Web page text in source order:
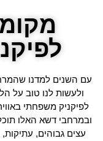
עם השנים למדנו
ולעשות לנו טוב על
לפיקניק משפחתי
ובמרחבי דשא האלו
עצים גבוהים,